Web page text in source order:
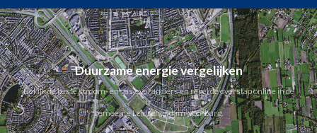
Duurzame energie vergelijken
Bekijk de beste stroom- en gasleveranciers en regel de overstap online in de
gemeente Leidschendam-Voorburg.